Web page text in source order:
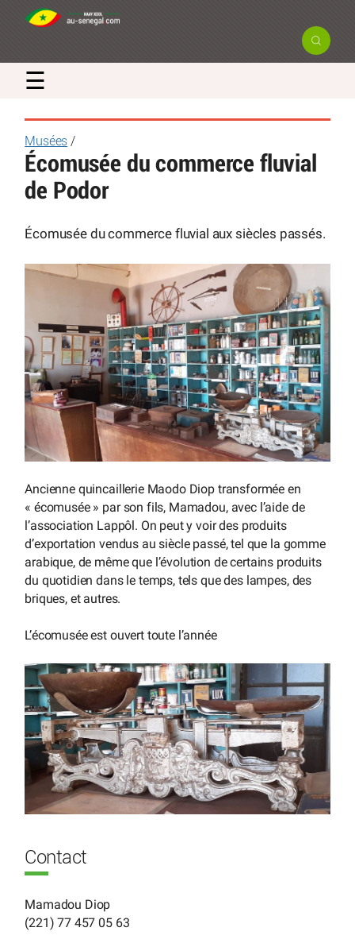
☰
Musées /
Écomusée du commerce fluvial
de Podor
Écomusée du commerce fluvial aux siècles passés.
Ancienne quincaillerie Maodo Diop transformée en
« écomusée » par son fils, Mamadou, avec l’aide de
l’association Lappôl. On peut y voir des produits
d’exportation vendus au siècle passé, tel que la gomme
arabique, de même que l’évolution de certains produits
du quotidien dans le temps, tels que des lampes, des
briques, et autres.
L’écomusée est ouvert toute l’année
Contact
Mamadou Diop
(221) 77 457 05 63